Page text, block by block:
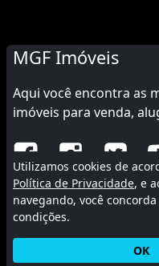
MGF Imóveis
Aqui você encontra as
imóveis para venda,
© 2015 -
Utilizamos cookies de
Política de Privacidade, e
navegando, você
condições.
OK